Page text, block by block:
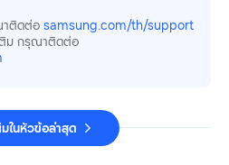
าติดต่อ samsung.com/th/support
ติม กรุณาติดต่อ
ในหัวข้อล่าสุด